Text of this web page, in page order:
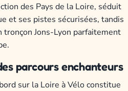
des Pays de la Loire, séduit
et ses pistes sécurisées, tandis
tronçon Jons-Lyon parfaitement
parcours enchanteurs
sur la Loire à Vélo constitue